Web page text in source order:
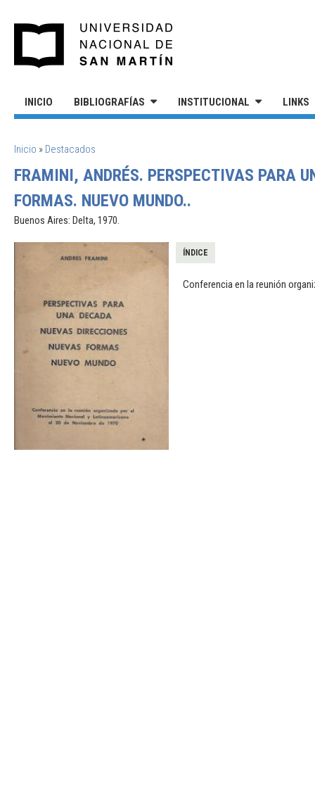
INICIO BIBLIOGRAFÍAS INSTITUCIONAL LINKS
SE ENCUENTRA USTED AQUÍ
Inicio » Destacados
FRAMINI, ANDRÉS. PERSPECTIVAS PARA
FORMAS. NUEVO MUNDO..
Buenos Aires: Delta, 1970.
ÍNDICE
Conferencia en la reunión